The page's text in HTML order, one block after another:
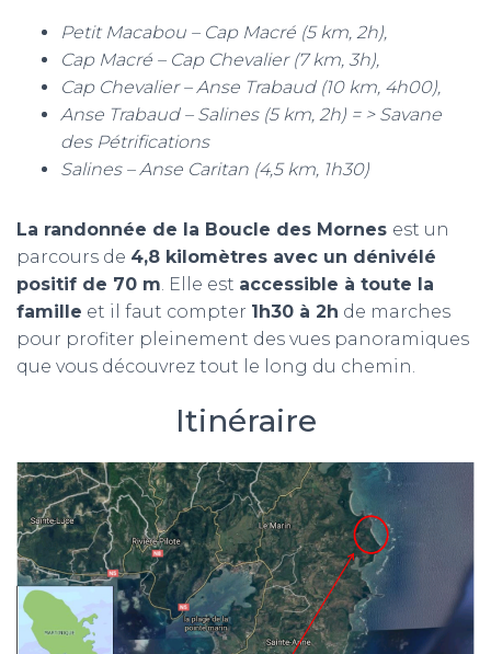
Petit Macabou – Cap Macré (5 km, 2h),
Cap Macré – Cap Chevalier (7 km, 3h),
Cap Chevalier – Anse Trabaud (10 km, 4h00),
Anse Trabaud – Salines (5 km, 2h) = > Savane
des Pétrifications
Salines – Anse Caritan (4,5 km, 1h30)
La randonnée de la Boucle des Mornes est un
parcours de 4,8 kilomètres avec un dénivélé
positif de 70 m . Elle est accessible à toute la
famille et il faut compter 1h30 à 2h de marches
pour profiter pleinement des vues panoramiques
que vous découvrez tout le long du chemin.
Itinéraire